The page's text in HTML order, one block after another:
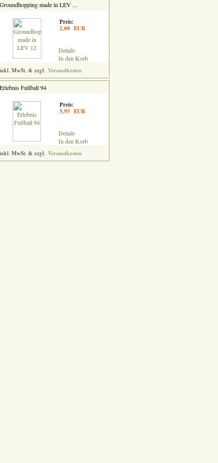
Groundhopping made in LEV ...
Preis:
2,00 EUR
Details
In den Korb
inkl. MwSt. & zzgl. Versandkosten
Erlebnis Fußball 94
Preis:
5,95 EUR
Details
In den Korb
inkl. MwSt. & zzgl. Versandkosten